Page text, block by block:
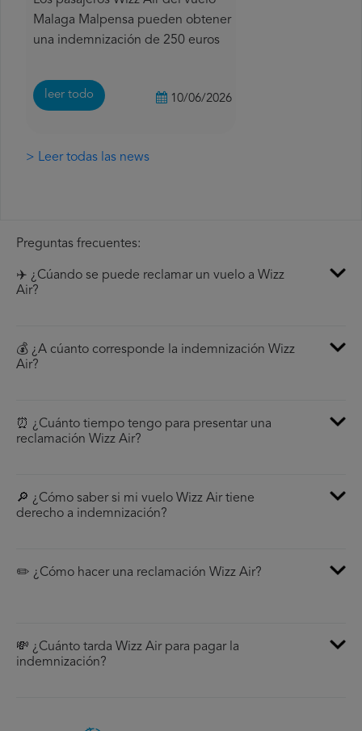
Malaga Malpensa pueden obtener
una indemnización de 250 euros
leer todo 10/06/2026
> Leer todas las news
Preguntas frecuentes:
✈️ ¿Cúando se puede reclamar un vuelo a Wizz
Air?
💰 ¿A cúanto corresponde la indemnización Wizz
Air?
⏰ ¿Cuánto tiempo tengo para presentar una
reclamación Wizz Air?
🔎 ¿Cómo saber si mi vuelo Wizz Air tiene
derecho a indemnización?
✏️ ¿Cómo hacer una reclamación Wizz Air?
💸 ¿Cuánto tarda Wizz Air para pagar la
indemnización?